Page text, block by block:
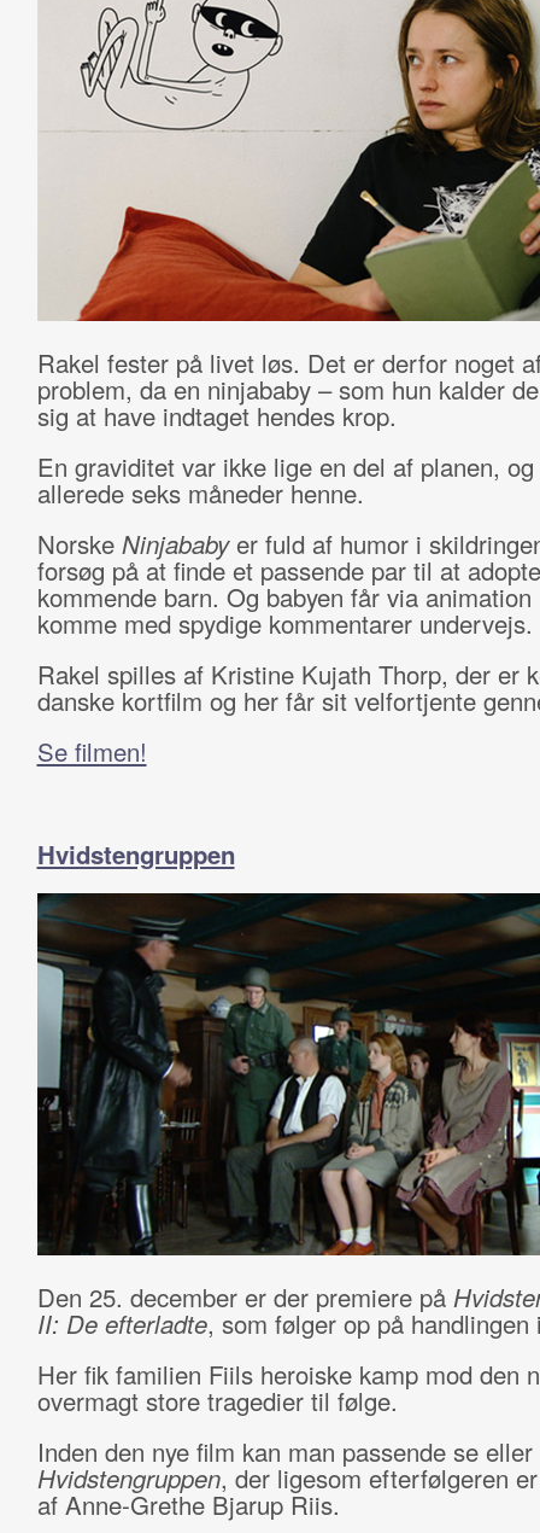
Rakel fester på livet løs. Det er derfor noget
problem, da en ninjababy – som hun kalder
sig at have indtaget hendes krop.
En graviditet var ikke lige en del af planen,
allerede seks måneder henne.
Norske Ninjababyer fuld af humor i
forsøg på at finde et passende par til at
kommende barn. Og babyen får via
komme med spydige kommentarer undervejs.
Rakel spilles af Kristine Kujath Thorp, der er
danske kortfilm og her får sit velfortjente
Se filmen!
Hvidstengruppen
Den 25. december er der premiere på
II: De efterladte, som følger op på handlingen
Her fik familien Fiils heroiske kamp mod den
overmagt store tragedier til følge.
Inden den nye film kan man passende se eller
Hvidstengruppen, der ligesom efterfølgeren
af Anne-Grethe Bjarup Riis.